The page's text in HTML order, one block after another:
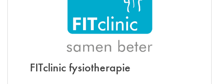
FITclinic fysiotherapie